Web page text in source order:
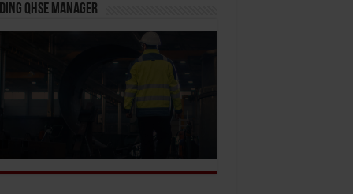
QHSE Manager